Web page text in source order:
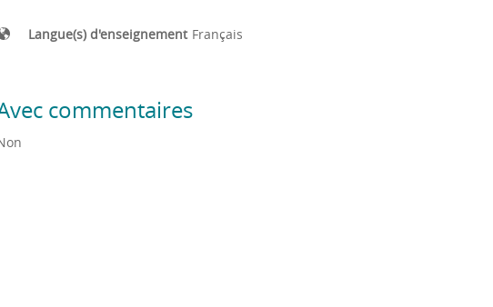
Langue(s) d'enseignement Français
commentaires